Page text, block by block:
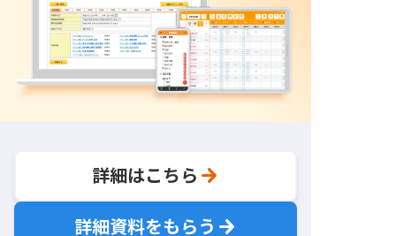
詳細はこちら
詳細資料をもらう